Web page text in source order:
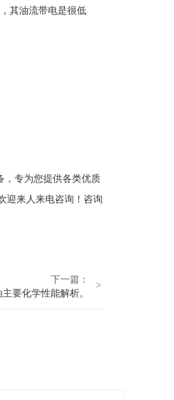
其油流带电是很低
，专为您提供各类优质
迎来人来电咨询！咨询
>
下一篇：
要化学性能解析。